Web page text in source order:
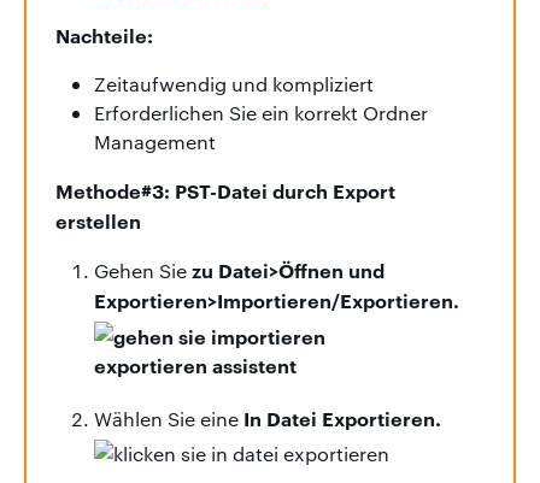
Nachteile:
Zeitaufwendig und kompliziert
Erforderlichen Sie ein korrekt Ordner
Management
Methode#3: PST-Datei durch Export
erstellen
Gehen Siezu Datei>Öffnen und
Exportieren>Importieren/Exportieren.
Wählen Sie eine In Datei Exportieren.